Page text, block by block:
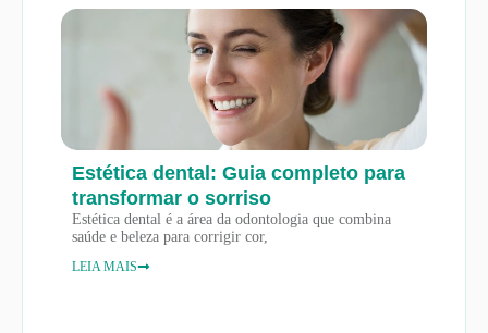
Estética dental: Guia completo para
transformar o sorriso
Estética dental é a área da odontologia que combina
saúde e beleza para corrigir cor,
LEIA MAIS